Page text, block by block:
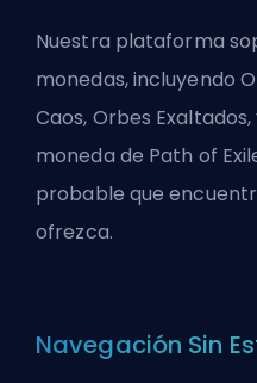
Nuestra plataforma
monedas, incluyendo
Caos, Orbes
moneda de Path of
probable que
ofrezca.
Navegación Sin